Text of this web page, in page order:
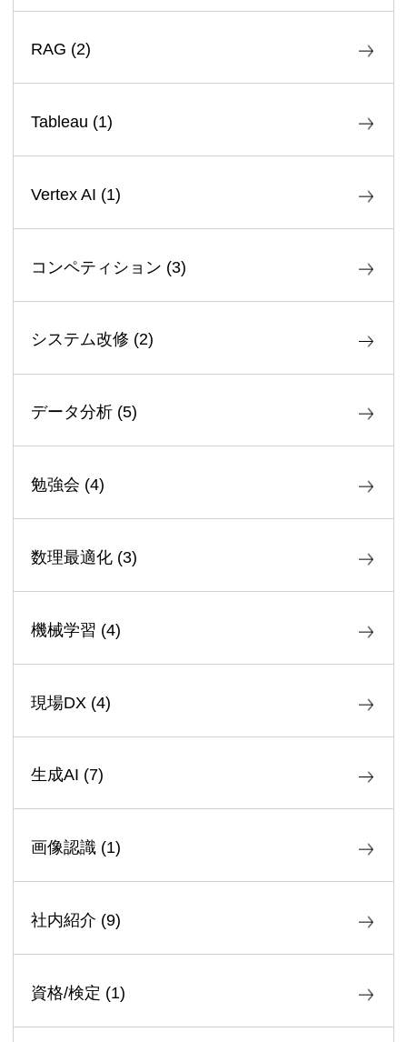
RAG (2)
Tableau (1)
Vertex AI (1)
コンペティション (3)
システム改修 (2)
データ分析(5)
勉強会 (4)
数理最適化(3)
機械学習 (4)
現場DX (4)
生成AI (7)
画像認識(1)
社内紹介 (9)
資格/検定 (1)